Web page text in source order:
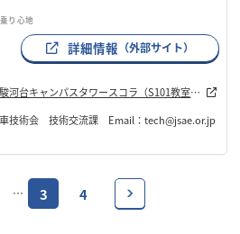
り心地
詳細情報 （外部サイト）
河台キャンパスタワースコラ（S101教室）
車技術会 技術交流課 Email：tech@jsae.or.jp
… 3 4